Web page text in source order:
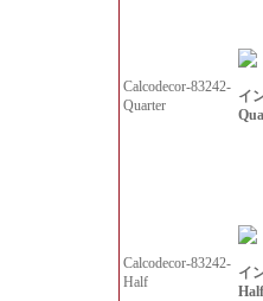
Calcodecor-83242-
Quarter
イ
Calcodecor-83242-
Half
イ